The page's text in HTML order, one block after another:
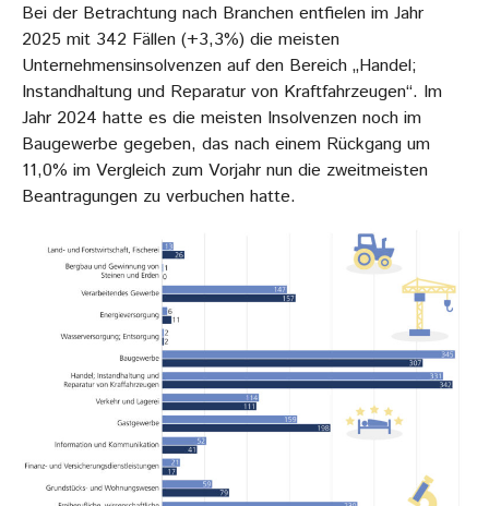
Bei der Betrachtung nach Branchen entfielen im Jahr
2025 mit 342 Fällen (+3,3%) die meisten
Unternehmensinsolvenzen auf den Bereich „Handel;
Instandhaltung und Reparatur von Kraftfahrzeugen“. Im
Jahr 2024 hatte es die meisten Insolvenzen noch im
Baugewerbe gegeben, das nach einem Rückgang um
11,0% im Vergleich zum Vorjahr nun die zweitmeisten
Beantragungen zu verbuchen hatte.